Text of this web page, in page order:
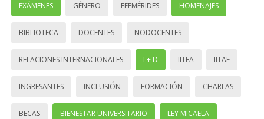
EXÁMENES GÉNERO EFEMÉRIDES HOMENAJES
BIBLIOTECA DOCENTES NODOCENTES
RELACIONES INTERNACIONALES I + D IITEA IITAE
INGRESANTES INCLUSIÓN FORMACIÓN CHARLAS
BECAS BIENESTAR UNIVERSITARIO LEY MICAELA